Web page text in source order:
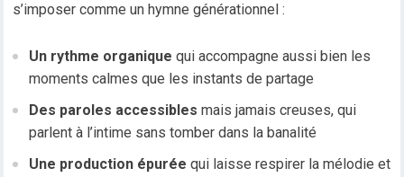
s’imposer comme un hymne générationnel :
Un rythme organique qui accompagne aussi bien les
moments calmes que les instants de partage
Des paroles accessibles mais jamais creuses, qui
parlent à l’intime sans tomber dans la banalité
Une production épurée qui laisse respirer la mélodie et